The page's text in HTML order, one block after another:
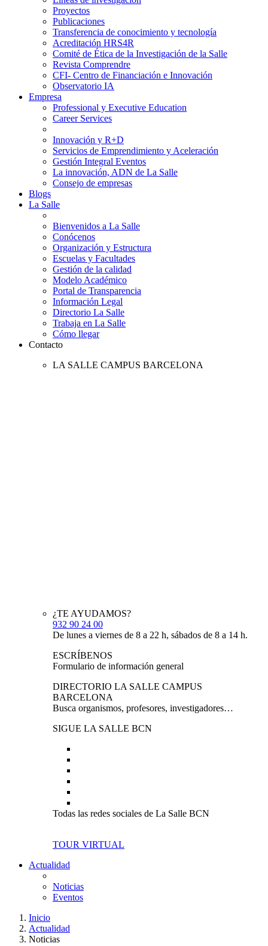
Proyectos
Publicaciones
Transferencia de conocimiento y tecnología
Acreditación HRS4R
Comité de Ética de la Investigación de la Salle
Revista Comprendre
CFI- Centro de Financiación e Innovación
Observatorio IA
Empresa
Professional y Executive Education
Career Services
Innovación y R+D
Servicios de Emprendimiento y Aceleración
Gestión Integral Eventos
La innovación, ADN de La Salle
Consejo de empresas
Blogs
La Salle
Bienvenidos a La Salle
Conócenos
Organización y Estructura
Escuelas y Facultades
Gestión de la calidad
Modelo Académico
Portal de Transparencia
Información Legal
Directorio La Salle
Trabaja en La Salle
Cómo llegar
Contacto
LA SALLE CAMPUS BARCELONA
¿TE AYUDAMOS?
932 90 24 00
De lunes a viernes de 8 a 22 h, sábados de 8 a 14 h.
ESCRÍBENOS
Formulario de información general
DIRECTORIO LA SALLE CAMPUS
BARCELONA
Busca organismos, profesores, investigadores…
SIGUE LA SALLE BCN
Todas las redes sociales de La Salle BCN
TOUR VIRTUAL
Actualidad
Noticias
Eventos
Inicio
Actualidad
Noticias